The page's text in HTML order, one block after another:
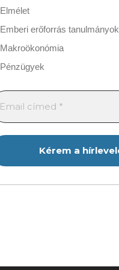
Elmélet
Emberi erőforrás tanulmányok
Makroökonómia
Pénzügyek